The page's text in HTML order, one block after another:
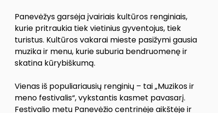
Panevėžys garsėja įvairiais kultūros renginiais,
kurie pritraukia tiek vietinius gyventojus, tiek
turistus. Kultūros vakarai mieste pasižymi gausia
muzika ir menu, kurie suburia bendruomenę ir
skatina kūrybiškumą.
Vienas iš populiariausių renginių – tai „Muzikos ir
meno festivalis“, vykstantis kasmet pavasarį.
Festivalio metu Panevėžio centrinėje aikštėje ir